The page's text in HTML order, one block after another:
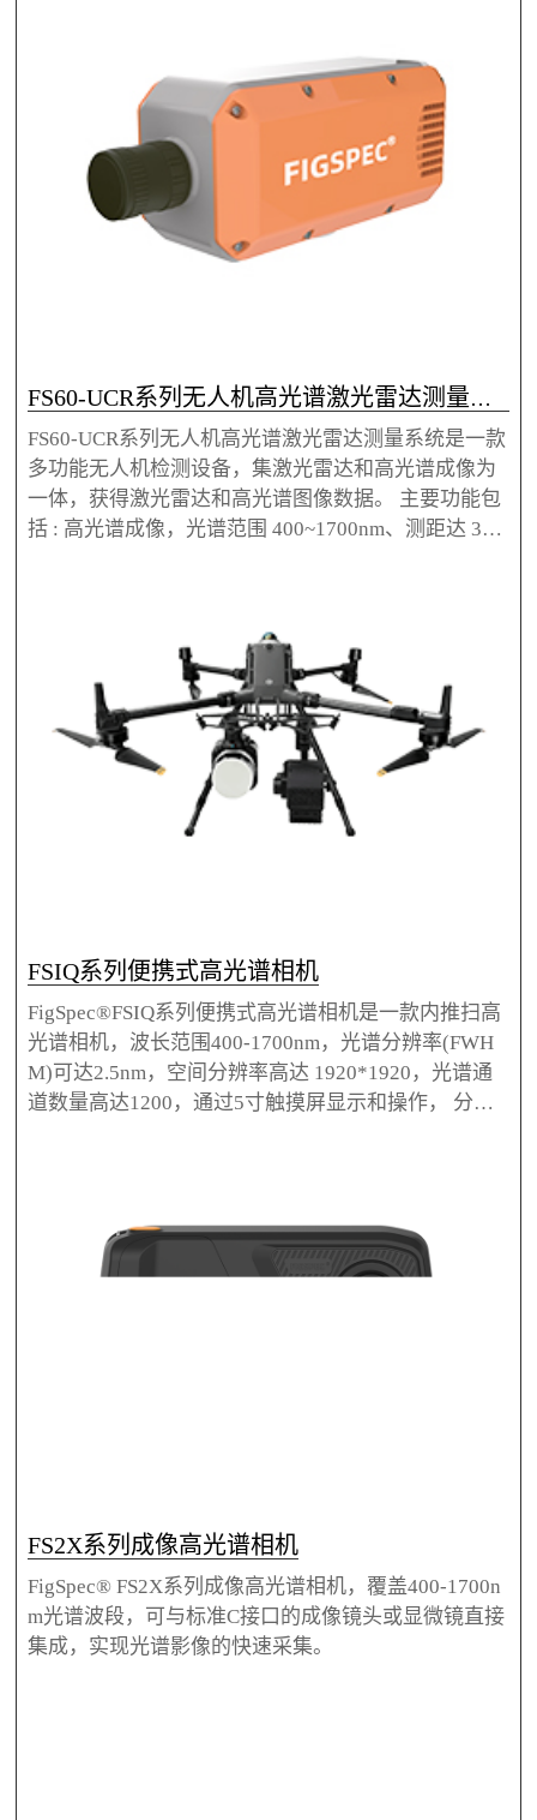
FS60-UCR系列无人机高光谱激光雷达测量系统
FS60-UCR系列无人机高光谱激光雷达测量系统是一款
多功能无人机检测设备，集激光雷达和高光谱成像为
一体，获得激光雷达和高光谱图像数据。 主要功能包
括 : 高光谱成像，光谱范围 400~1700nm、测距达 300
FSIQ系列便携式高光谱相机
FigSpec®FSIQ系列便携式高光谱相机是一款内推扫高
光谱相机，波长范围400-1700nm，光谱分辨率(FWH
M)可达2.5nm，空间分辨率高达 1920*1920，光谱通
道数量高达1200，通过5寸触摸屏显示和操作， 分辨
FS2X系列成像高光谱相机
FigSpec® FS2X系列成像高光谱相机，覆盖400-1700n
m光谱波段，可与标准C接口的成像镜头或显微镜直接
集成，实现光谱影像的快速采集。